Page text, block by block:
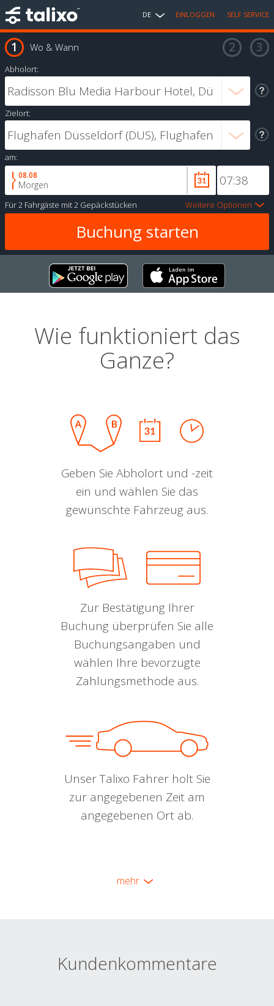
DE EINLOGGEN SELF SERVICE
Wo & Wann
Abholort:
Zielort:
am:
08.08
Morgen
Für2 Fahrgäste mit2 Gepäckstücken Weitere Optionen
Wie funktioniert das
Ganze?
Geben Sie Abholort und -zeit
ein und wählen Sie das
gewünschte Fahrzeug aus.
Zur Bestätigung Ihrer
Buchung überprüfen Sie alle
Buchungsangaben und
wählen Ihre bevorzugte
Zahlungsmethode aus.
Unser Talixo Fahrer holt Sie
zur angegebenen Zeit am
angegebenen Ort ab.
mehr
Kundenkommentare